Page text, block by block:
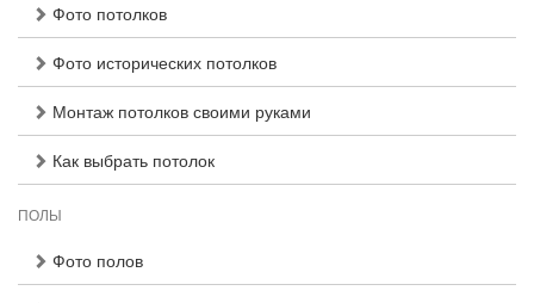
Фото потолков
Фото исторических потолков
Монтаж потолков своими руками
Как выбрать потолок
ПОЛЫ
Фото полов